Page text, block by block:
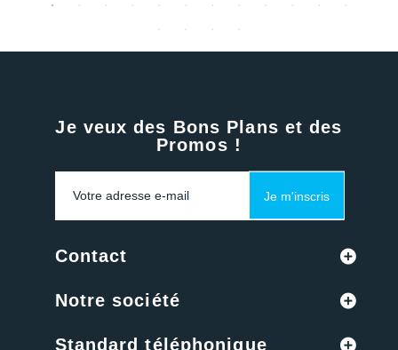
Je veux des Bons Plans et des
Promos !
Je m'inscris
Contact
Notre société
Standard téléphonique